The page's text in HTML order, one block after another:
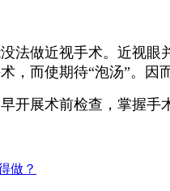
法做近视手术。近视
，而使期待“泡汤”。因
开展术前检查，掌握手
做？